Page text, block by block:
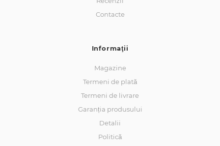
Contacte
Informaţii
Magazine
Termeni de plată
Termeni de livrare
Garanția produsului
Detalii
Politică